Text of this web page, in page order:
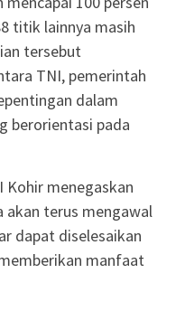
titik lainnya masih
tersebut
TNI, pemerintah
dalam
berorientasi pada
Kohir menegaskan
akan terus mengawal
dapat diselesaikan
manfaat